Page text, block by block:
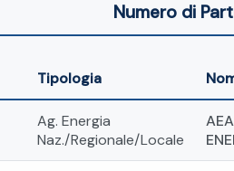
Numero di
Tipologia
Ag. Energia
Naz./Regionale/Locale